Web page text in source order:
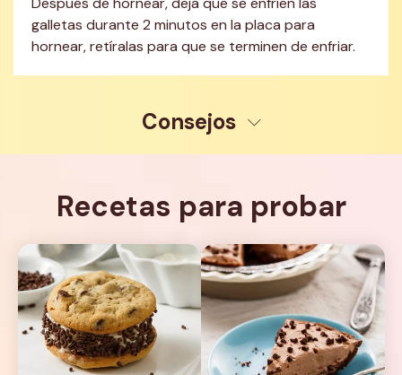
galletas durante 2 minutos en la placa para
hornear, retíralas para que se terminen de enfriar.
Consejos
Recetas para probar